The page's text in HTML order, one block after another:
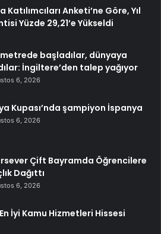
Anketi’ne Göre, Yıl
Yüzde 29,21’e Yükseldi
başladılar, dünyaya
İngiltere’den talep yağıyor
6, 2026
Kupası’nda şampiyon İspanya
6, 2026
Çift Bayramda Öğrencilere
Dağıttı
6, 2026
İyi Kamu Hizmetleri Hissesi